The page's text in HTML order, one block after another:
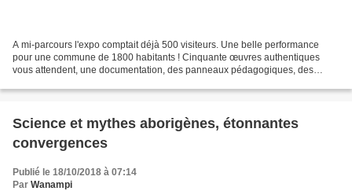
A mi-parcours l'expo comptait déjà 500 visiteurs. Une belle performance
pour une commune de 1800 habitants ! Cinquante œuvres authentiques
vous attendent, une documentation, des panneaux pédagogiques, des
Science et mythes aborigènes, étonnantes
convergences
Publié le 18/10/2018 à 07:14
Par Wanampi